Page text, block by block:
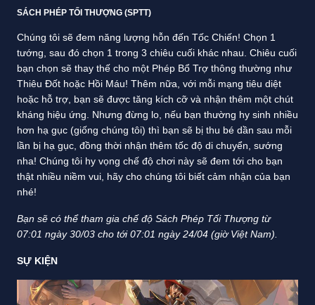
SÁCH PHÉP TỐI THƯỢNG (SPTT)
Chúng tôi sẽ đem năng lượng hỗn đến Tốc Chiến! Chọn 1
tướng, sau đó chọn 1 trong 3 chiêu cuối khác nhau. Chiêu cuối
bạn chọn sẽ thay thế cho một Phép Bổ Trợ thông thường như
Thiêu Đốt hoặc Hồi Máu! Thêm nữa, với mỗi mạng tiêu diệt
hoặc hỗ trợ, bạn sẽ được tăng kích cỡ và nhận thêm một chút
kháng hiệu ứng. Nhưng đừng lo, nếu bạn thường hy sinh nhiều
hơn hạ gục (giống chúng tôi) thì bạn sẽ bị thu bé dần sau mỗi
lần bị hạ gục, đồng thời nhận thêm tốc độ di chuyển, sướng
nha! Chúng tôi hy vọng chế độ chơi này sẽ đem tới cho bạn
thật nhiều niềm vui, hãy cho chúng tôi biết cảm nhận của bạn
nhé!
Bạn sẽ có thể tham gia chế độ Sách Phép Tối Thượng từ
07:01 ngày 30/03 cho tới 07:01 ngày 24/04 (giờ Việt Nam).
SỰ KIỆN